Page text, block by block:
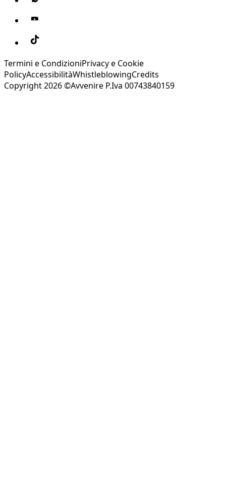
Termini e CondizioniPrivacy e Cookie
PolicyAccessibilitàWhistleblowingCredits
Copyright 2026 ©Avvenire P.Iva 00743840159